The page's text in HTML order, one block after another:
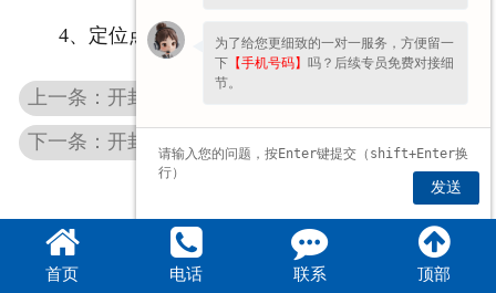
4、定位点定位焊完成后，进行焊接。
上一条：开封不锈钢封头规格
下一条：开封直径273不锈钢封头
首页 电话 联系 顶部
为了给您更细致的一对一服务，方便留一
下 【手机号码】 吗？后续专员免费对接细
节。
发送